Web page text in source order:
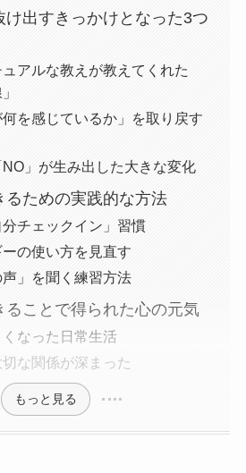
け出すきっかけとなった3つ
アルな教えが教えてくれた
何を感じているか」を取り戻す
」が生み出した大きな変化
るための実践的な方法
チェックイン」習慣
の使い方を見直す
声」を聞く練習方法
ることで得られた心の元気
なった日常生活
な関係が深まった
もっと見る